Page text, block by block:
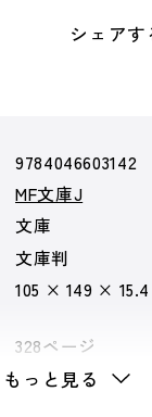
シェアす
9784046603142
MF文庫J
文庫
文庫判
105 × 149 × 15.4
328ページ
もっと見る